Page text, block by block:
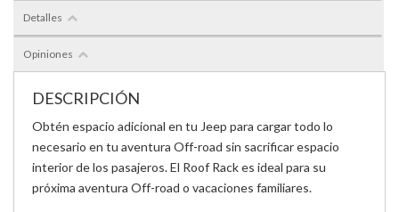
Detalles
Opiniones
DESCRIPCIÓN
Obtén espacio adicional en tu Jeep para cargar todo lo
necesario en tu aventura Off-road sin sacrificar espacio
interior de los pasajeros. El Roof Rack es ideal para su
próxima aventura Off-road o vacaciones familiares.